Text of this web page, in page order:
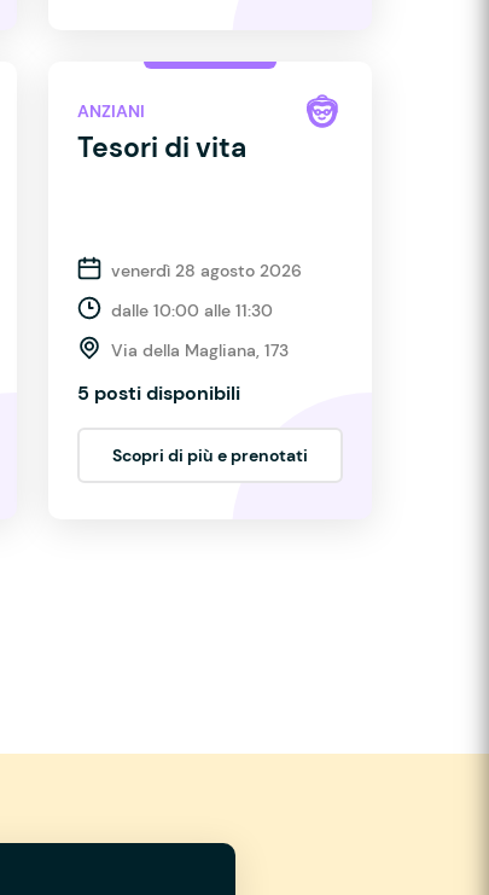
ANZIANI
Tesori di vita
venerdì 28 agosto 2026
dalle 10:00 alle 11:30
Via della Magliana, 173
5 posti disponibili
Scopri di più e prenotati